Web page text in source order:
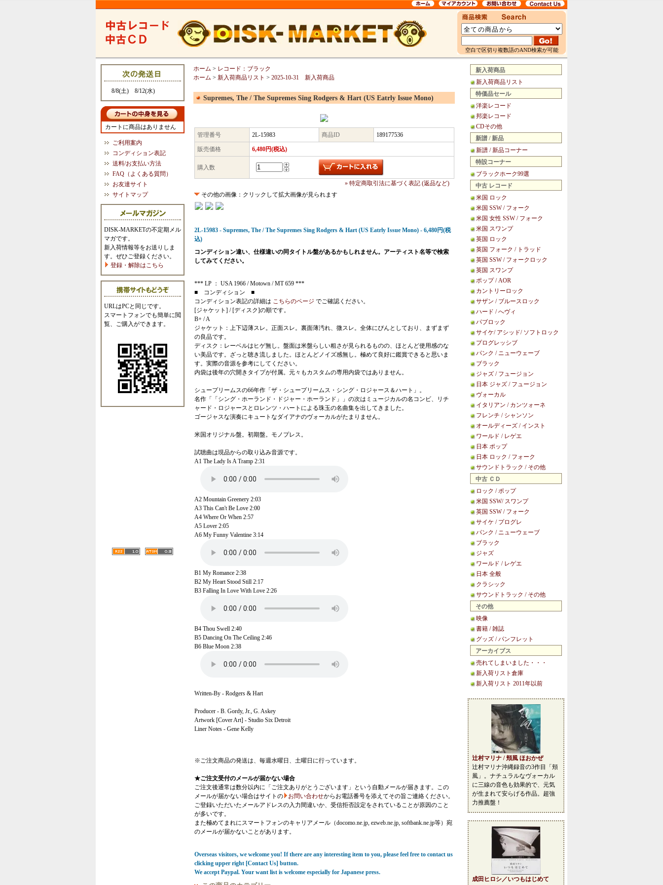
空白で区切り複数語のAND検索が可能
8/8(土) 8/12(水)
カートに商品はありません
ご利用案内
コンディション表記
送料/お支払い方法
FAQ（よくある質問）
お友達サイト
サイトマップ
DISK-MARKETの不定期メル
マガです。
新入荷情報等をお送りしま
す。ぜひご登録ください。
登録・解除はこちら
URLはPCと同じです。
スマートフォンでも簡単に閲
覧、ご購入ができます。
新入荷商品
新入荷商品リスト
特価品セール
洋楽レコード
邦楽レコード
CDその他
新譜 / 新品
新譜 / 新品コーナー
特設コーナー
ブラックホーク99選
中古 レコード
米国 ロック
米国 SSW / フォーク
米国 女性 SSW / フォーク
米国 スワンプ
英国 ロック
英国 フォーク / トラッド
英国 SSW / フォークロック
英国 スワンプ
ポップ / AOR
カントリーロック
サザン / ブルースロック
ハード / へヴィ
パブロック
サイケ/ アシッド/ ソフトロック
プログレッシブ
パンク / ニューウェーブ
ブラック
ジャズ / フュージョン
日本 ジャズ / フュージョン
ヴォーカル
イタリアン / カンツォーネ
フレンチ / シャンソン
オールディーズ / インスト
ワールド / レゲエ
日本 ポップ
日本 ロック / フォーク
サウンドトラック / その他
中古 ＣＤ
ロック / ポップ
米国 SSW/ スワンプ
英国 SSW / フォーク
サイケ / プログレ
パンク / ニューウェーブ
ブラック
ジャズ
ワールド / レゲエ
日本 全般
クラシック
サウンドトラック / その他
その他
映像
書籍 / 雑誌
グッズ / パンフレット
アーカイブス
売れてしまいました・・・
新入荷リスト倉庫
新入荷リスト 2011年以前
辻村マリナ / 頬風 ほおかぜ
辻村マリナ沖縄録音の3作目「頬
風」。ナチュラルなヴォーカル
に三線の音色も効果的で、元気
が生まれて安らげる作品。超強
力推薦盤！
成田ヒロシ／いつもはじめて
ホーム > レコード：ブラック
ホーム > 新入荷商品リスト > 2025-10-31 新入荷商品
Supremes, The / The Supremes Sing Rodgers & Hart (US Eatrly Issue Mono)
管理番号 2L-15983 商品ID 189177536
販売価格 6,480円(税込)
購入数
» 特定商取引法に基づく表記 (返品など)
その他の画像：クリックして拡大画像が見られます
2L-15983 - Supremes, The / The Supremes Sing Rodgers & Hart (US Eatrly Issue Mono) - 6,480円(税
込)
コンディション違い、仕様違いの同タイトル盤があるかもしれません。アーティスト名等で検索
してみてください。
*** LP ： USA 1966 / Motown / MT 659 ***
■ コンディション ■
コンディション表記の詳細は こちらのページ でご確認ください。
[ジャケット] / [ディスク]の順です。
B+ / A
ジャケット：上下辺薄スレ。正面スレ。裏面薄汚れ、微スレ。全体にぴんとしており、まずまず
の良品です。
ディスク：レーベルはヒゲ無し。盤面は米盤らしい粗さが見られるものの、ほとんど使用感のな
い美品です。ざっと聴き流しました。ほとんどノイズ感無し。極めて良好に鑑賞できると思いま
す。実際の音源を参考にしてください。
内袋は後年の穴開きタイプが付属。元々もカスタムの専用内袋ではありません。
シュープリームスの66年作「ザ・シュープリームス・シング・ロジャース＆ハート」。
名作「「シング・ホーランド・ドジャー・ホーランド」」の次はミュージカルの名コンビ、リチ
ャード・ロジャースとロレンツ・ハートによる珠玉の名曲集を出してきました。
ゴージャスな演奏にキュートなダイアナのヴォーカルがたまりません。
米国オリジナル盤。初期盤。モノプレス。
試聴曲は現品からの取り込み音源です。
A1 The Lady Is A Tramp 2:31
A2 Mountain Greenery 2:03
A3 This Can't Be Love 2:00
A4 Where Or When 2:57
A5 Lover 2:05
A6 My Funny Valentine 3:14
B1 My Romance 2:38
B2 My Heart Stood Still 2:17
B3 Falling In Love With Love 2:26
B4 Thou Swell 2:40
B5 Dancing On The Ceiling 2:46
B6 Blue Moon 2:38
Written-By - Rodgers & Hart
Producer - B. Gordy, Jr., G. Askey
Artwork [Cover Art] - Studio Six Detroit
Liner Notes - Gene Kelly
※ご注文商品の発送は、毎週水曜日、土曜日に行っています。
★ご注文受付のメールが届かない場合
ご注文後通常は数分以内に「ご注文ありがとうございます」という自動メールが届きます。この
メールが届かない場合はサイトの
お問い合わせからお電話番号を添えてその旨ご連絡ください。
ご登録いただいたメールアドレスの入力間違いか、受信拒否設定をされていることが原因のこと
が多いです。
また極めてまれにスマートフォンのキャリアメール（docomo.ne.jp, ezweb.ne.jp, softbank.ne.jp等）宛
のメールが届かないことがあります。
Overseas visitors, we welcome you! If there are any interesting item to you, please feel free to contact us
clicking upper right [Contact Us] button.
We accept Paypal. Your want list is welcome especially for Japanese press.